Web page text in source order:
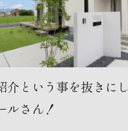
介という事を抜きに
ルさん！